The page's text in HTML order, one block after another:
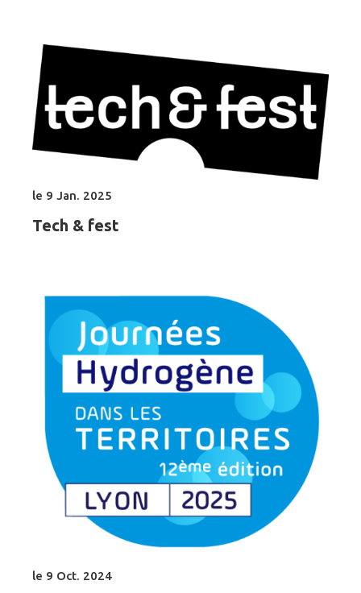
le 9 Jan. 2025
Tech & fest
le 9 Oct. 2024